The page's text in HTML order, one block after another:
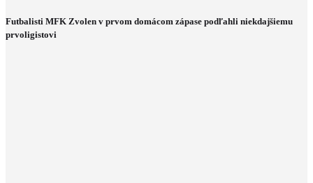
Futbalisti MFK Zvolen v prvom domácom zápase podľahli niekdajšiemu
prvoligistovi